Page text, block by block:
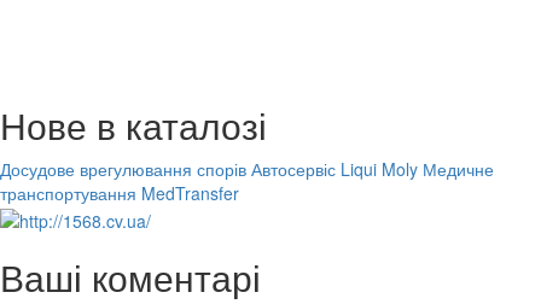
Нове в каталозі
Досудове врегулювання спорів Автосервіс Liqui Moly Медичне
транспортування MedTransfer
Ваші коментарі